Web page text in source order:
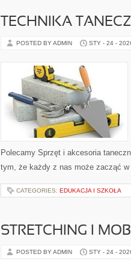
TECHNIKA
POSTED BY ADMIN STY - 24 -
Polecamy Sprzęt i akcesoria
tym, że każdy z nas może zacząć
CATEGORIES: EDUKACJA I SZKOŁA
STRETCHING I
POSTED BY ADMIN STY - 24 -